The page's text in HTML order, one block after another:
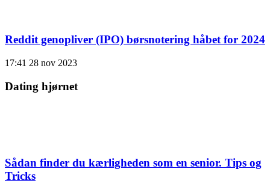
Reddit genopliver (IPO) børsnotering håbet for 2024
17:41 28 nov 2023
Dating hjørnet
Sådan finder du kærligheden som en senior. Tips og
Tricks